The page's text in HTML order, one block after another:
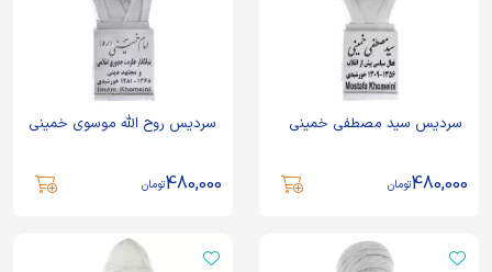
سردیس سید مصطفی خمینی
480,000تومان
سردیس روح الله موسوی خمینی
480,000تومان